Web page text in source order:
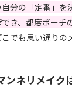
分の「定番」を
き、都度ポーチ
でも思い通りの
ンネリメイク